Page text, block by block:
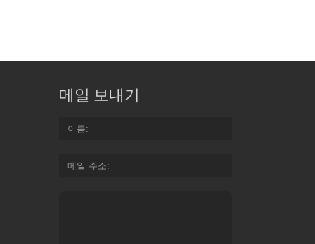
메일 보내기
이름
메일 주소